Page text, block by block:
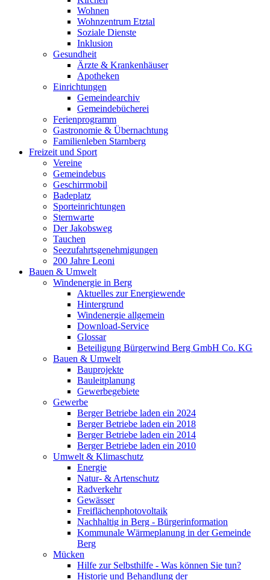
Wohnen
Wohnzentrum Etztal
Soziale Dienste
Inklusion
Gesundheit
Ärzte & Krankenhäuser
Apotheken
Einrichtungen
Gemeindearchiv
Gemeindebücherei
Ferienprogramm
Gastronomie & Übernachtung
Familienleben Starnberg
Freizeit und Sport
Vereine
Gemeindebus
Geschirrmobil
Badeplatz
Sporteinrichtungen
Sternwarte
Der Jakobsweg
Tauchen
Seezufahrtsgenehmigungen
200 Jahre Leoni
Bauen & Umwelt
Windenergie in Berg
Aktuelles zur Energiewende
Hintergrund
Windenergie allgemein
Download-Service
Glossar
Beteiligung Bürgerwind Berg GmbH Co. KG
Bauen & Umwelt
Bauprojekte
Bauleitplanung
Gewerbegebiete
Gewerbe
Berger Betriebe laden ein 2024
Berger Betriebe laden ein 2018
Berger Betriebe laden ein 2014
Berger Betriebe laden ein 2010
Umwelt & Klimaschutz
Energie
Natur- & Artenschutz
Radverkehr
Gewässer
Freiflächenphotovoltaik
Nachhaltig in Berg - Bürgerinformation
Kommunale Wärmeplanung in der Gemeinde
Berg
Mücken
Hilfe zur Selbsthilfe - Was können Sie tun?
Historie und Behandlung der